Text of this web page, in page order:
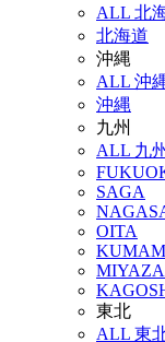
ALL 北
北海道
沖縄
ALL 沖
沖縄
九州
ALL 九州
SAGA
OITA
東北
ALL 東